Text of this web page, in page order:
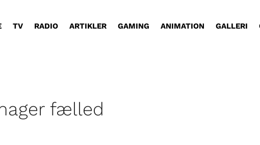
TV RADIO ARTIKLER GAMING ANIMATION GALLERI
fælled